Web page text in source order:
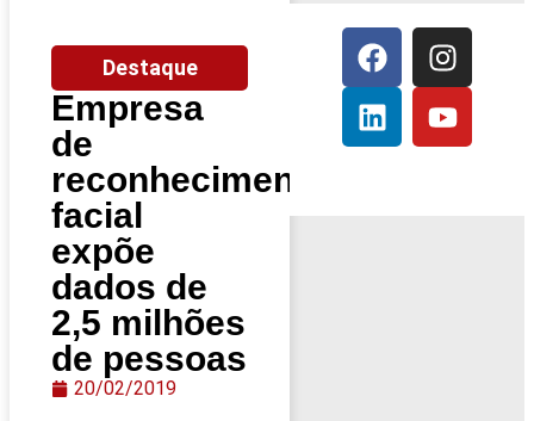
Destaque
Empresa
de
reconhecimento
facial
expõe
dados de
2,5 milhões
de pessoas
20/02/2019